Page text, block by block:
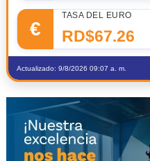
€
TASA DEL EURO
RD$67.26
Actualizado: 9/8/2026 09:07 a. m.